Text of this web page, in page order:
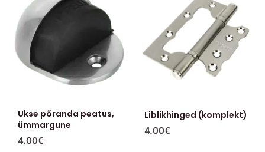
Ukse põranda peatus,
ümmargune
4.00€
Liblikhinged (komplekt)
4.00€